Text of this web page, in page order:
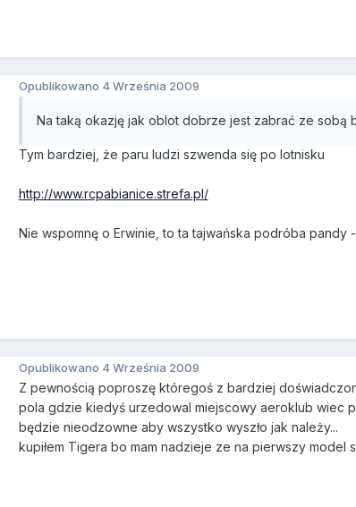
Opublikowano 4 Września 2009
Na taką okazję jak oblot dobrze jest zabrać ze sobą
Tym bardziej, że paru ludzi szwenda się po lotnisku
http://www.rcpabianice.strefa.pl/
Nie wspomnę o Erwinie, to ta tajwańska podróba pandy
Opublikowano 4 Września 2009
Z pewnością poproszę któregoś z bardziej
pola gdzie kiedyś urzedowal miejscowy aeroklub wiec
będzie nieodzowne aby wszystko wyszło jak należy...
kupiłem Tigera bo mam nadzieje ze na pierwszy model